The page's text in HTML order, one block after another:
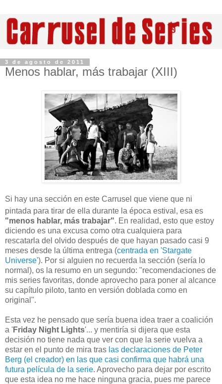
3 de agosto de 2011
Menos hablar, más trabajar (XIII)
Si hay una sección en este Carrusel que viene que ni
pintada para tirar de ella durante la época estival, esa es
"menos hablar, más trabajar". En realidad, esto que estoy
diciendo es una excusa como otra cualquiera para
rescatarla del olvido después de que hayan pasado casi 9
meses desde la última entrega (centrada en 'Stargate
Universe'). Por si alguien no recuerda la sección (sería lo
normal), os la resumo en un segundo: "recomendaciones de
mis series favoritas, donde aprovecho para poner al alcance
su capítulo piloto, tanto en versión doblada como en
original".
Esta vez he pensado que sería buena idea traer a coalición
a 'Friday Night Lights'... y mentiría si dijera que esta
decisión no tiene nada que ver con que la serie vuelva a
estar en el punto de mira tras las declaraciones de Peter
Berg (el creador) en las que casi confirma que habrá una
futura película de la serie. Aprovecho para dejar por escrito
que esta idea no me hace ninguna gracia, pues me parece